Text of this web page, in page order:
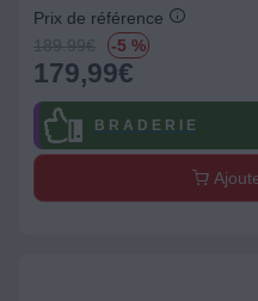
Prix de référence
189.99€ -5 %
179,99€
B R A D E R I E